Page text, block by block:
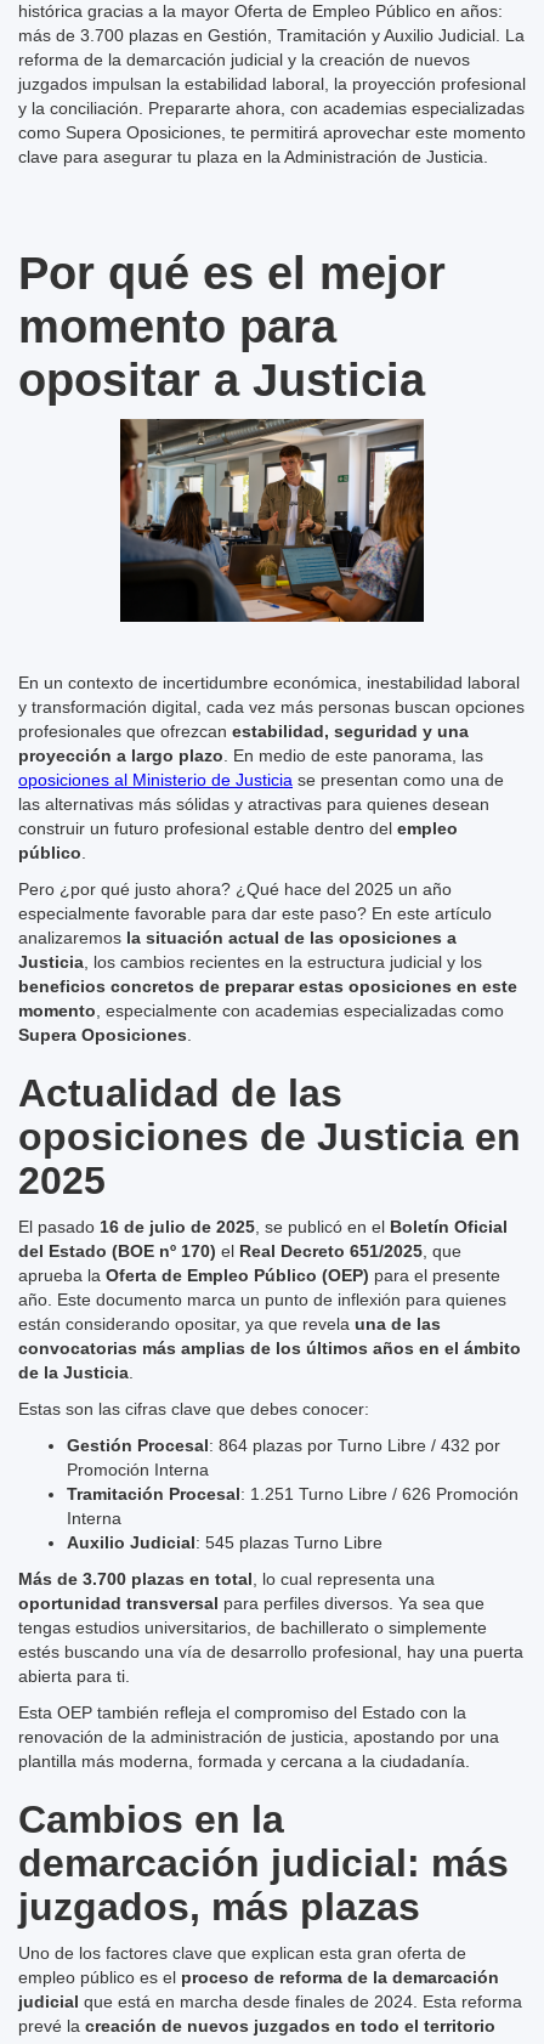
histórica gracias a la mayor Oferta de Empleo Público en años:
más de 3.700 plazas en Gestión, Tramitación y Auxilio Judicial. La
reforma de la demarcación judicial y la creación de nuevos
juzgados impulsan la estabilidad laboral, la proyección profesional
y la conciliación. Prepararte ahora, con academias especializadas
como Supera Oposiciones, te permitirá aprovechar este momento
clave para asegurar tu plaza en la Administración de Justicia.
Por qué es el mejor
momento para
opositar a Justicia
En un contexto de incertidumbre económica, inestabilidad laboral
y transformación digital, cada vez más personas buscan opciones
profesionales que ofrezcan estabilidad, seguridad y una
proyección a largo plazo. En medio de este panorama, las
oposiciones al Ministerio de Justicia se presentan como una de
las alternativas más sólidas y atractivas para quienes desean
construir un futuro profesional estable dentro del empleo
público.
Pero ¿por qué justo ahora? ¿Qué hace del 2025 un año
especialmente favorable para dar este paso? En este artículo
analizaremos la situación actual de las oposiciones a
Justicia, los cambios recientes en la estructura judicial y los
beneficios concretos de preparar estas oposiciones en este
momento, especialmente con academias especializadas como
Supera Oposiciones.
Actualidad de las
oposiciones de Justicia en
2025
El pasado 16 de julio de 2025, se publicó en el Boletín Oficial
del Estado (BOE nº 170) el Real Decreto 651/2025, que
aprueba la Oferta de Empleo Público (OEP) para el presente
año. Este documento marca un punto de inflexión para quienes
están considerando opositar, ya que revela una de las
convocatorias más amplias de los últimos años en el ámbito
de la Justicia.
Estas son las cifras clave que debes conocer:
Gestión Procesal: 864 plazas por Turno Libre / 432 por
Promoción Interna
Tramitación Procesal: 1.251 Turno Libre / 626 Promoción
Interna
Auxilio Judicial: 545 plazas Turno Libre
Más de 3.700 plazas en total, lo cual representa una
oportunidad transversal para perfiles diversos. Ya sea que
tengas estudios universitarios, de bachillerato o simplemente
estés buscando una vía de desarrollo profesional, hay una puerta
abierta para ti.
Esta OEP también refleja el compromiso del Estado con la
renovación de la administración de justicia, apostando por una
plantilla más moderna, formada y cercana a la ciudadanía.
Cambios en la
demarcación judicial: más
juzgados, más plazas
Uno de los factores clave que explican esta gran oferta de
empleo público es el proceso de reforma de la demarcación
judicial que está en marcha desde finales de 2024. Esta reforma
prevé la creación de nuevos juzgados en todo el territorio